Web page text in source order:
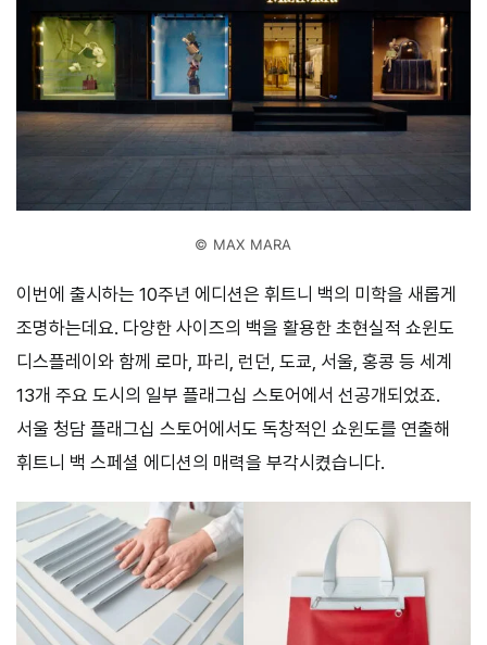
© MAX MARA
이번에 출시하는 10주년 에디션은 휘트니 백의 미학을 새롭게
조명하는데요. 다양한 사이즈의 백을 활용한 초현실적 쇼윈도
디스플레이와 함께 로마, 파리, 런던, 도쿄, 서울, 홍콩 등 세계
13개 주요 도시의 일부 플래그십 스토어에서 선공개되었죠.
서울 청담 플래그십 스토어에서도 독창적인 쇼윈도를 연출해
휘트니 백 스페셜 에디션의 매력을 부각시켰습니다.